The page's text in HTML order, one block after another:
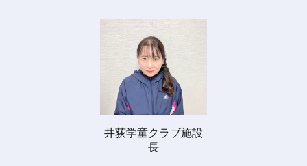
井荻学童クラブ施設
長